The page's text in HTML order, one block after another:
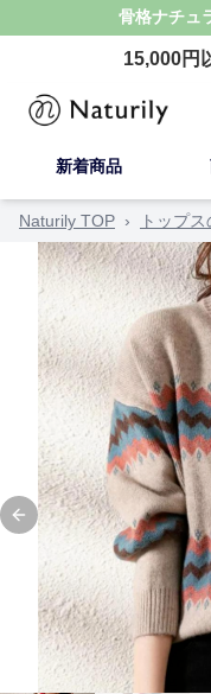
骨格ナチュ
15,000円
新着商品
Naturily TOP › トップ
Previous slide